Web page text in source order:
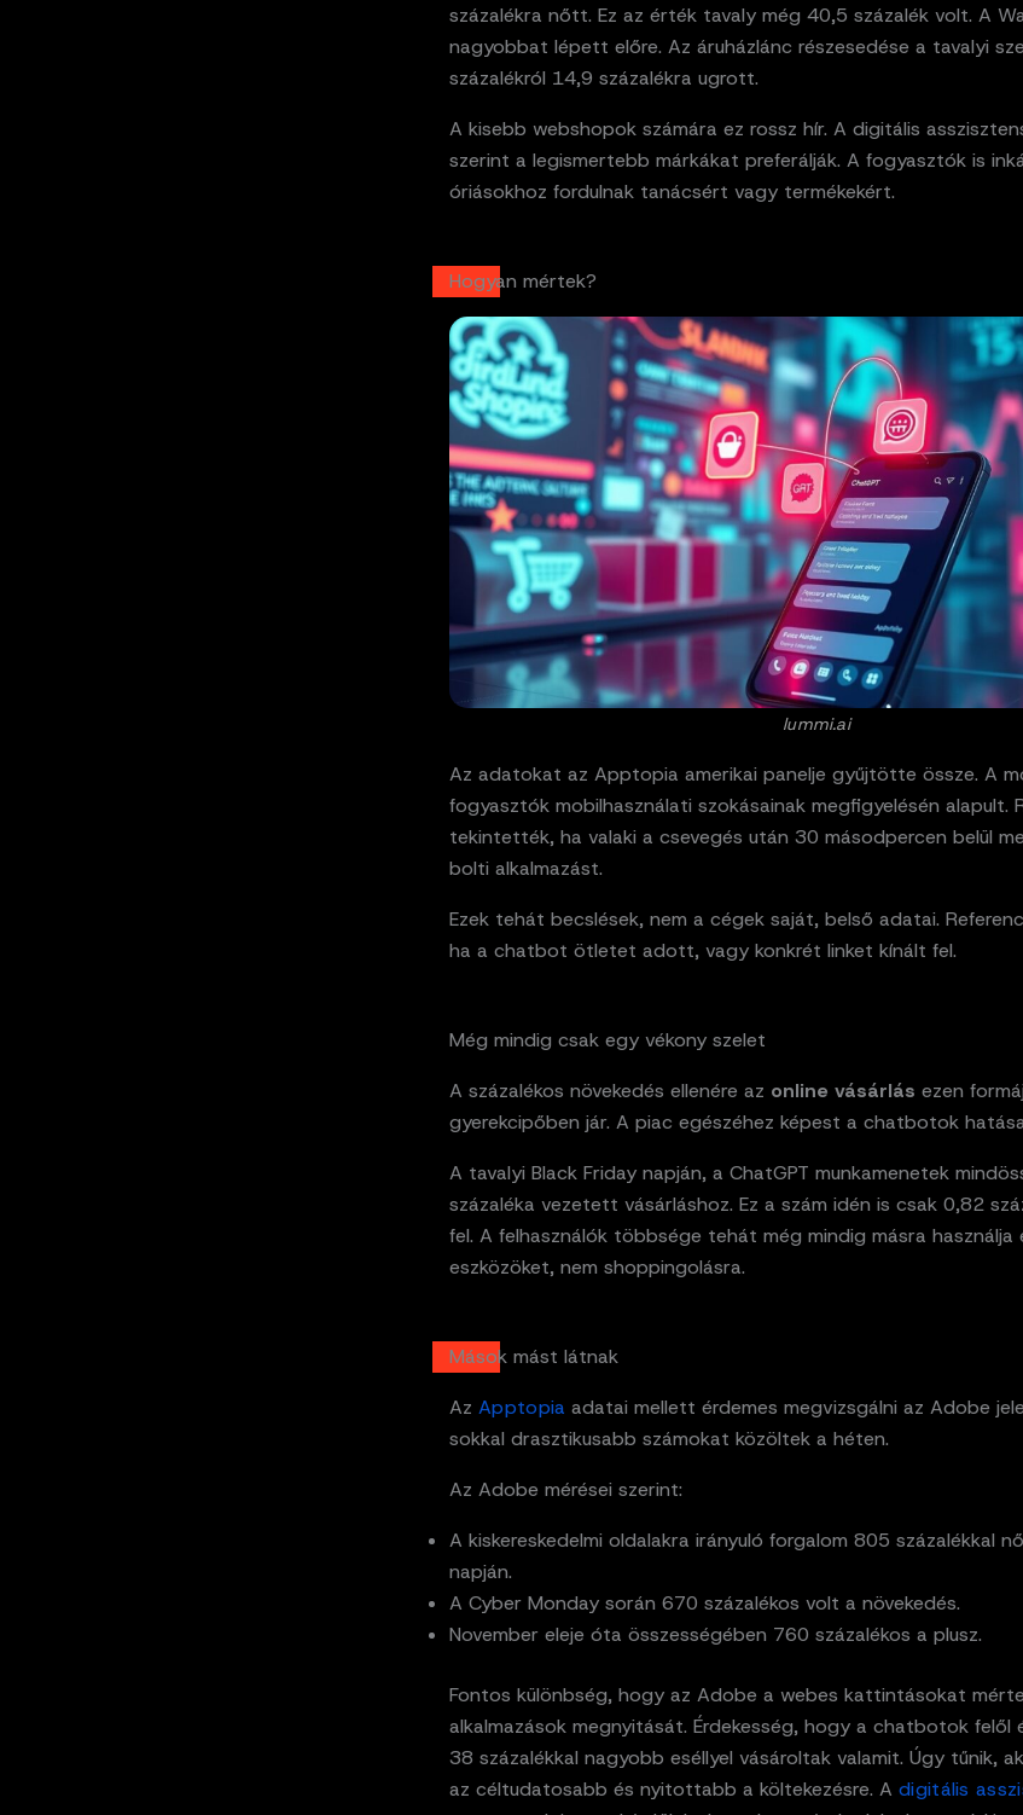
százalékra nőtt. Ez az érték tavaly még 40,5 százalék volt. A
nagyobbat lépett előre. Az áruházlánc részesedése a tavalyi
százalékról 14,9 százalékra ugrott.
A kisebb webshopok számára ez rossz hír. A digitális
szerint a legismertebb márkákat preferálják. A fogyasztók is
óriásokhoz fordulnak tanácsért vagy termékekért.
Hogyan mértek?
lummi.ai
Az adatokat az Apptopia amerikai panelje gyűjtötte össze. A
fogyasztók mobilhasználati szokásainak megfigyelésén alapult.
tekintették, ha valaki a csevegés után 30 másodpercen belül
bolti alkalmazást.
Ezek tehát becslések, nem a cégek saját, belső adatai.
ha a chatbot ötletet adott, vagy konkrét linket kínált fel.
Még mindig csak egy vékony szelet
A százalékos növekedés ellenére az online vásárlás ezen
gyerekcipőben jár. A piac egészéhez képest a chatbotok
A tavalyi Black Friday napján, a ChatGPT munkamenetek
százaléka vezetett vásárláshoz. Ez a szám idén is csak 0,82
fel. A felhasználók többsége tehát még mindig másra használja
eszközöket, nem shoppingolásra.
Mások mást látnak
Az Apptopia adatai mellett érdemes megvizsgálni az Adobe
sokkal drasztikusabb számokat közöltek a héten.
Az Adobe mérései szerint:
A kiskereskedelmi oldalakra irányuló forgalom 805 százalékkal
napján.
A Cyber Monday során 670 százalékos volt a növekedés.
November eleje óta összességében 760 százalékos a plusz.
Fontos különbség, hogy az Adobe a webes kattintásokat
alkalmazások megnyitását. Érdekesség, hogy a chatbotok
38 százalékkal nagyobb eséllyel vásároltak valamit. Úgy tűnik,
az céltudatosabb és nyitottabb a költekezésre. A digitális